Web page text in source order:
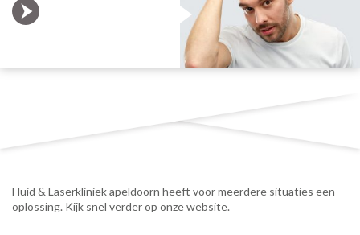
Huid & Laserkliniek apeldoorn heeft voor meerdere situaties een
oplossing. Kijk snel verder op onze website.